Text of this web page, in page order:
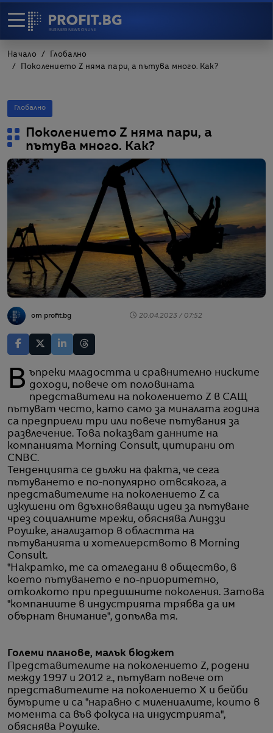
Начало
Глобално
Поколението Z няма пари, а пътува много. Как?
Глобално
Поколението Z няма пари, а
пътува много. Как?
от profit.bg 20.04.2023 / 07:52
Въпреки младостта и сравнително ниските доходи, повече от половината
представители на поколението Z в САЩ
пътуват често, като само за миналата година
са предприели три или повече пътувания за
развлечение. Това показват данните на
компанията Morning Consult, цитирани от
CNBC.
Тенденцията се дължи на факта, че сега
пътуването е по-популярно отвсякога, а
представителите на поколението Z са
изкушени от вдъхновяващи идеи за пътуване
чрез социалните мрежи, обяснява Линдзи
Роушке, анализатор в областта на
пътуванията и хотелиерството в Morning
Consult.
"Накратко, те са отгледани в общество, в
което пътуването е по-приоритетно,
отколкото при предишните поколения. Затова
"компаниите в индустрията трябва да им
обърнат внимание", допълва тя.
Големи планове, малък бюджет
Представителите на поколението Z, родени
между 1997 и 2012 г., пътуват повече от
представителите на поколението X и бейби
бумърите и са "наравно с милениалите, които в
момента са във фокуса на индустрията",
обяснява Роушке.